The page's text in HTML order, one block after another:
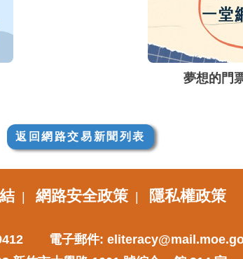
夢想的門
返回網路交易新聞列表
| 網路安全政策 | 隱私權政策
電子郵件: